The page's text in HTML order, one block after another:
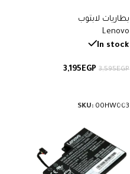
الجيل الثالث – سعة 50 واط/ساعة
بطاريات لابتوب
Lenovo
In stock
3,595EGP
3,195EGP
SKU: 00HW003